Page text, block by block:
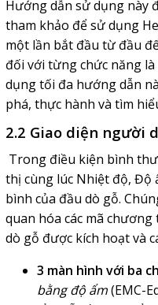
Hướng dẫn sử dụng này
tham khảo để sử dụng
một lần bắt đầu từ đầu
đối với từng chức năng
dụng tối đa hướng dẫn
phá, thực hành và tìm
2.2 Giao diện người
Trong điều kiện bình
thị cùng lúc Nhiệt độ, Độ
bình của đầu dò gỗ.
quan hóa các mã
dò gỗ được kích hoạt và
3 màn hình với ba
bằng độ ẩm(EMC-